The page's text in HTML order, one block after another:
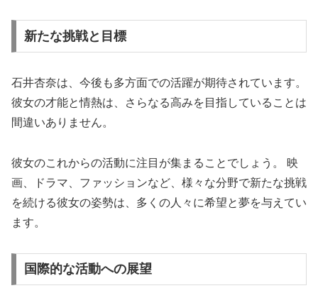
新たな挑戦と目標
石井杏奈は、今後も多方面での活躍が期待されています。
彼女の才能と情熱は、さらなる高みを目指していることは
間違いありません。
彼女のこれからの活動に注目が集まることでしょう。 映
画、ドラマ、ファッションなど、様々な分野で新たな挑戦
を続ける彼女の姿勢は、多くの人々に希望と夢を与えてい
ます。
国際的な活動への展望